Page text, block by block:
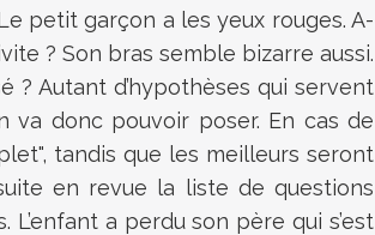
petit garçon a les yeux rouges. A-
? Son bras semble bizarre aussi.
Autant d’hypothèses qui servent
va donc pouvoir poser. En cas de
tandis que les meilleurs seront
en revue la liste de questions
a perdu son père qui s’est